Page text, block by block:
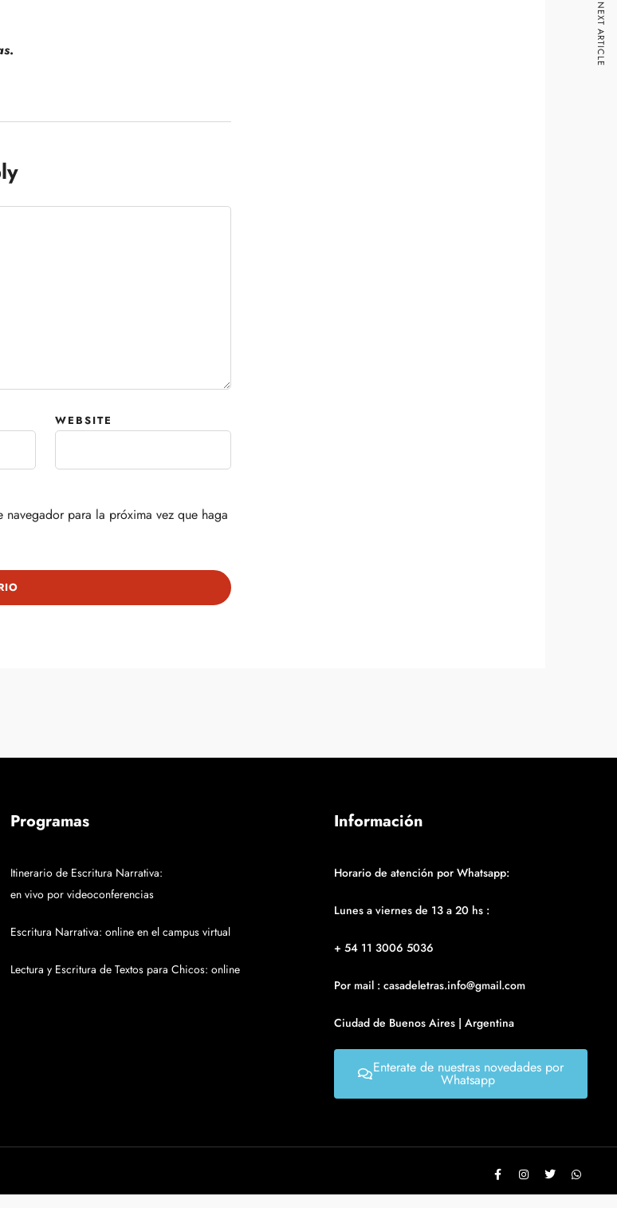
.
WEBSITE
para la próxima vez que haga
NEXT ARTICLE
Programas
Itinerario de Escritura Narrativa:
en vivo por videoconferencias
Escritura Narrativa: online en el campus virtual
Lectura y Escritura de Textos para Chicos: online
Información
Horario de atención por Whatsapp:
Lunes a viernes de 13 a 20 hs :
+ 54 11 3006 5036
Por mail : casadeletras.info@gmail.com
Ciudad de Buenos Aires | Argentina
Enterate de nuestras novedades por
Whatsapp